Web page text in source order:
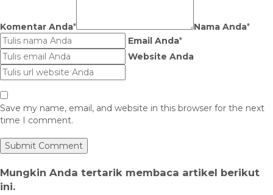
Komentar Anda* Nama Anda*
Email Anda*
Website Anda
Save my name, email, and website in this browser for the next
time I comment.
Mungkin Anda tertarik membaca artikel berikut
ini.